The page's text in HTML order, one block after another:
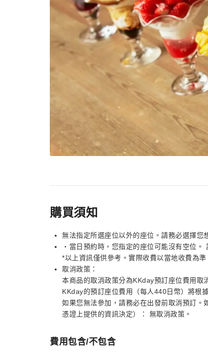
購買須知
無法指定所選座位以外的座位。請務必選擇您
・當日預約時，您指定的座位可能沒有空位
*以上資訊僅供參考。實際收費以當地收費為準
取消政策：
本商品的取消政策分為KKday預訂座位費用取
KKday的預訂座位費用（每人440日幣）將根
如果您無法參加，請務必在出發前取消預訂
憑證上提供的資訊決定）： 無取消政策。
費用包含/不包含